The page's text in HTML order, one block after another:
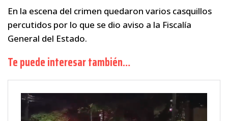
En la escena del crimen quedaron varios casquillos
percutidos por lo que se dio aviso a la Fiscalía
General del Estado.
Te puede interesar también…